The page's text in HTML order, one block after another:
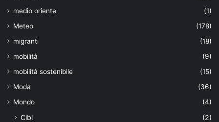
medio oriente
(1)
Meteo
(178)
migranti
(18)
mobilità
(9)
mobilità sostenibile
(15)
Moda
(36)
Mondo
(4)
Cibi (2)